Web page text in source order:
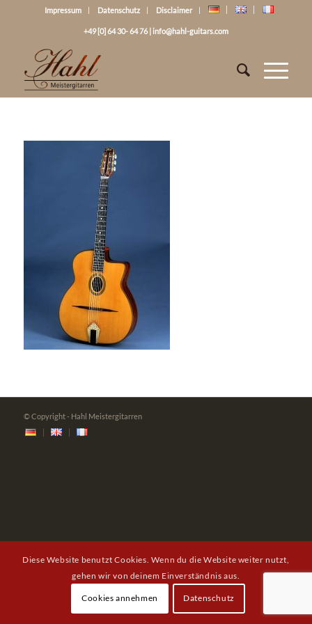
Impressum Datenschutz Disclaimer
+49 [0] 64 30- 64 76|info@hahl-guitars.com
© Copyright - Hahl Meistergitarren
Diese Website benutzt Cookies. Wenn du die Website weiter nutzt,
gehen wir von deinem Einverständnis aus.
Cookies annehmen Datenschutz